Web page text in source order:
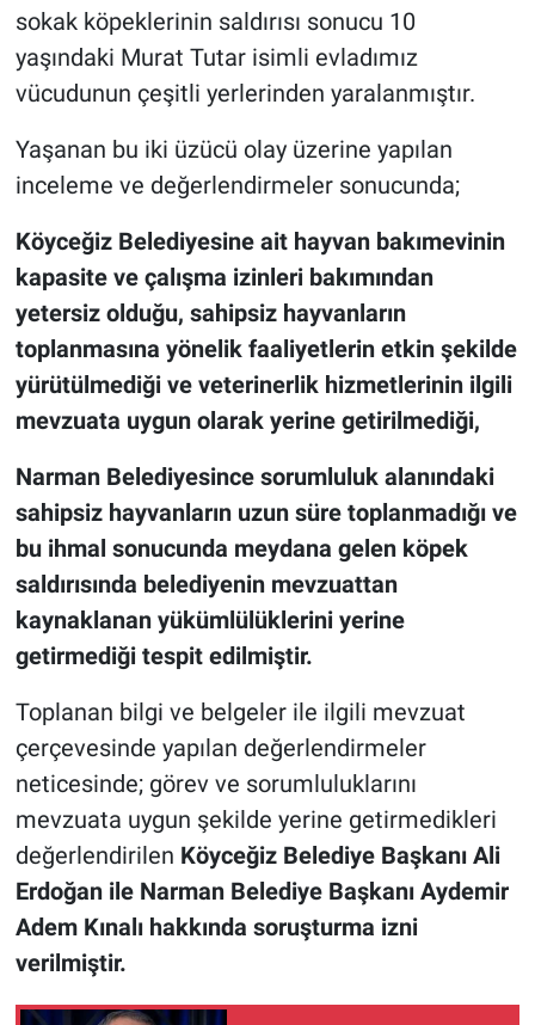
sokak köpeklerinin saldırısı sonucu 10
yaşındaki Murat Tutar isimli evladımız
vücudunun çeşitli yerlerinden yaralanmıştır.
Yaşanan bu iki üzücü olay üzerine yapılan
inceleme ve değerlendirmeler sonucunda;
Köyceğiz Belediyesine ait hayvan bakımevinin
kapasite ve çalışma izinleri bakımından
yetersiz olduğu, sahipsiz hayvanların
toplanmasına yönelik faaliyetlerin etkin şekilde
yürütülmediği ve veterinerlik hizmetlerinin ilgili
mevzuata uygun olarak yerine getirilmediği,
Narman Belediyesince sorumluluk alanındaki
sahipsiz hayvanların uzun süre toplanmadığı ve
bu ihmal sonucunda meydana gelen köpek
saldırısında belediyenin mevzuattan
kaynaklanan yükümlülüklerini yerine
getirmediği tespit edilmiştir.
Toplanan bilgi ve belgeler ile ilgili mevzuat
çerçevesinde yapılan değerlendirmeler
neticesinde; görev ve sorumluluklarını
mevzuata uygun şekilde yerine getirmedikleri
değerlendirilen Köyceğiz Belediye Başkanı Ali
Erdoğan ile Narman Belediye Başkanı Aydemir
Adem Kınalı hakkında soruşturma izni
verilmiştir.